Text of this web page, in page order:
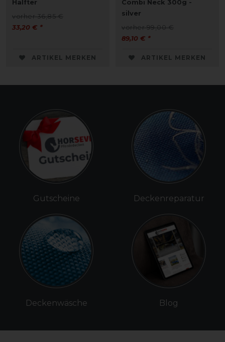
Halfter
vorher 36,85 €
33,20 € *
ARTIKEL MERKEN
Combi Neck 300g -
silver
vorher 99,00 €
89,10 € *
ARTIKEL MERKEN
Gutscheine
Deckenwäsche
Deckenreparatur
Blog